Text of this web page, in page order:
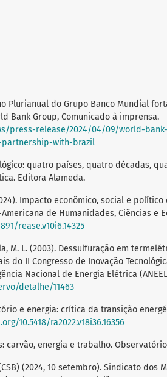
Plurianual do Grupo Banco Mundial
Bank Group, Comunicado à imprensa.
press-release/2024/04/09/world-
with-brazil
quatro países, quatro décadas,
Editora Alameda.
Impacto econômico, social e
de Humanidades, Ciências e
rease.v10i6.14325
M. L. (2003). Dessulfuração em
do II Congresso de Inovação
Nacional de Energia Elétrica
detalhe/11463
e energia: crítica da transição
10.5418/ra2022.v18i36.16356
carvão, energia e trabalho.
(2024, 10 setembro). Sindicato dos